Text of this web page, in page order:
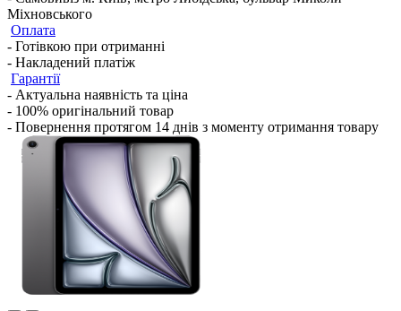
Міхновського
Оплата
- Готівкою при отриманні
- Накладений платіж
Гарантії
- Актуальна наявність та ціна
- 100% оригінальний товар
- Повернення протягом 14 днів з моменту отримання товару